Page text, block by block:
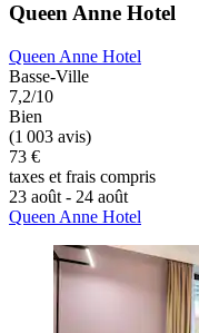
Queen Anne Hotel
Queen Anne Hotel
Basse-Ville
7,2/10
Bien
(1 003 avis)
73 €
taxes et frais compris
23 août - 24 août
Queen Anne Hotel